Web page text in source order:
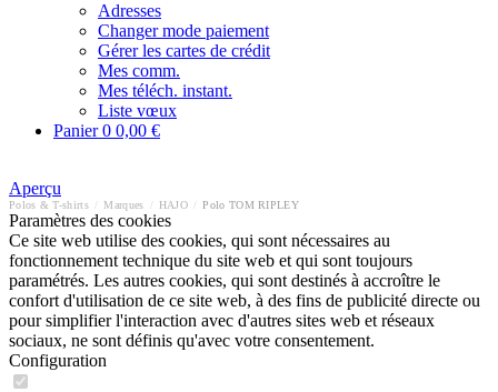
Adresses
Changer mode paiement
Gérer les cartes de crédit
Mes comm.
Mes téléch. instant.
Liste vœux
Panier0 0,00 €
Aperçu
Polos & T-shirts Marques HAJO Polo TOM RIPLEY
Paramètres des cookies
Ce site web utilise des cookies, qui sont nécessaires au
fonctionnement technique du site web et qui sont toujours
paramétrés. Les autres cookies, qui sont destinés à accroître le
confort d'utilisation de ce site web, à des fins de publicité directe ou
pour simplifier l'interaction avec d'autres sites web et réseaux
sociaux, ne sont définis qu'avec votre consentement.
Configuration